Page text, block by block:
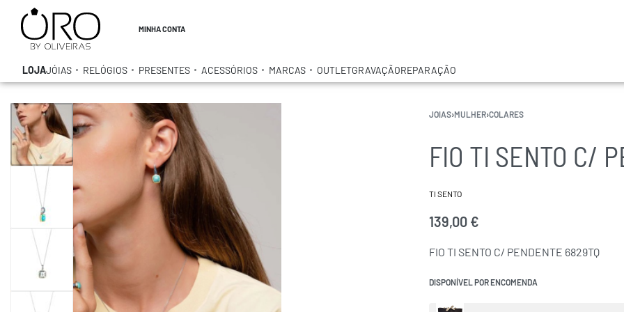
MINHA CONTA
LOJAJÓIAS RELÓGIOS PRESENTES ACESSÓRIOS MARCAS OUTLETGRAVAÇÃOREPARAÇÃO
JOIAS›MULHER›COLARES
FIO TI SENTO C/
TI SENTO
139,00 €
FIO TI SENTO C/ PENDENTE 6829TQ
DISPONÍVEL POR ENCOMENDA